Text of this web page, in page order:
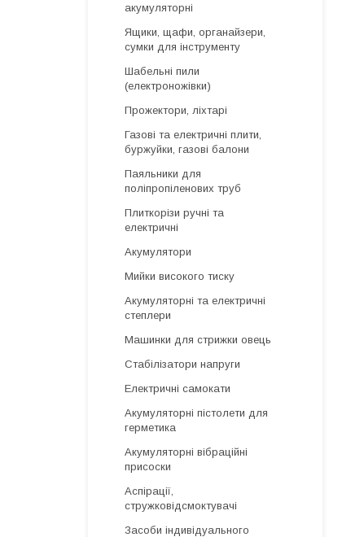
акумуляторні
Ящики, щафи, органайзери,
сумки для інструменту
Шабельні пили
(електроножівки)
Прожектори, ліхтарі
Газові та електричні плити,
буржуйки, газові балони
Паяльники для
поліпропіленових труб
Плиткорізи ручні та
електричні
Акумулятори
Мийки високого тиску
Акумуляторні та електричні
степлери
Машинки для стрижки овець
Стабілізатори напруги
Електричні самокати
Акумуляторні пістолети для
герметика
Акумуляторні вібраційні
присоски
Аспірації,
стружковідсмоктувачі
Засоби індивідуального